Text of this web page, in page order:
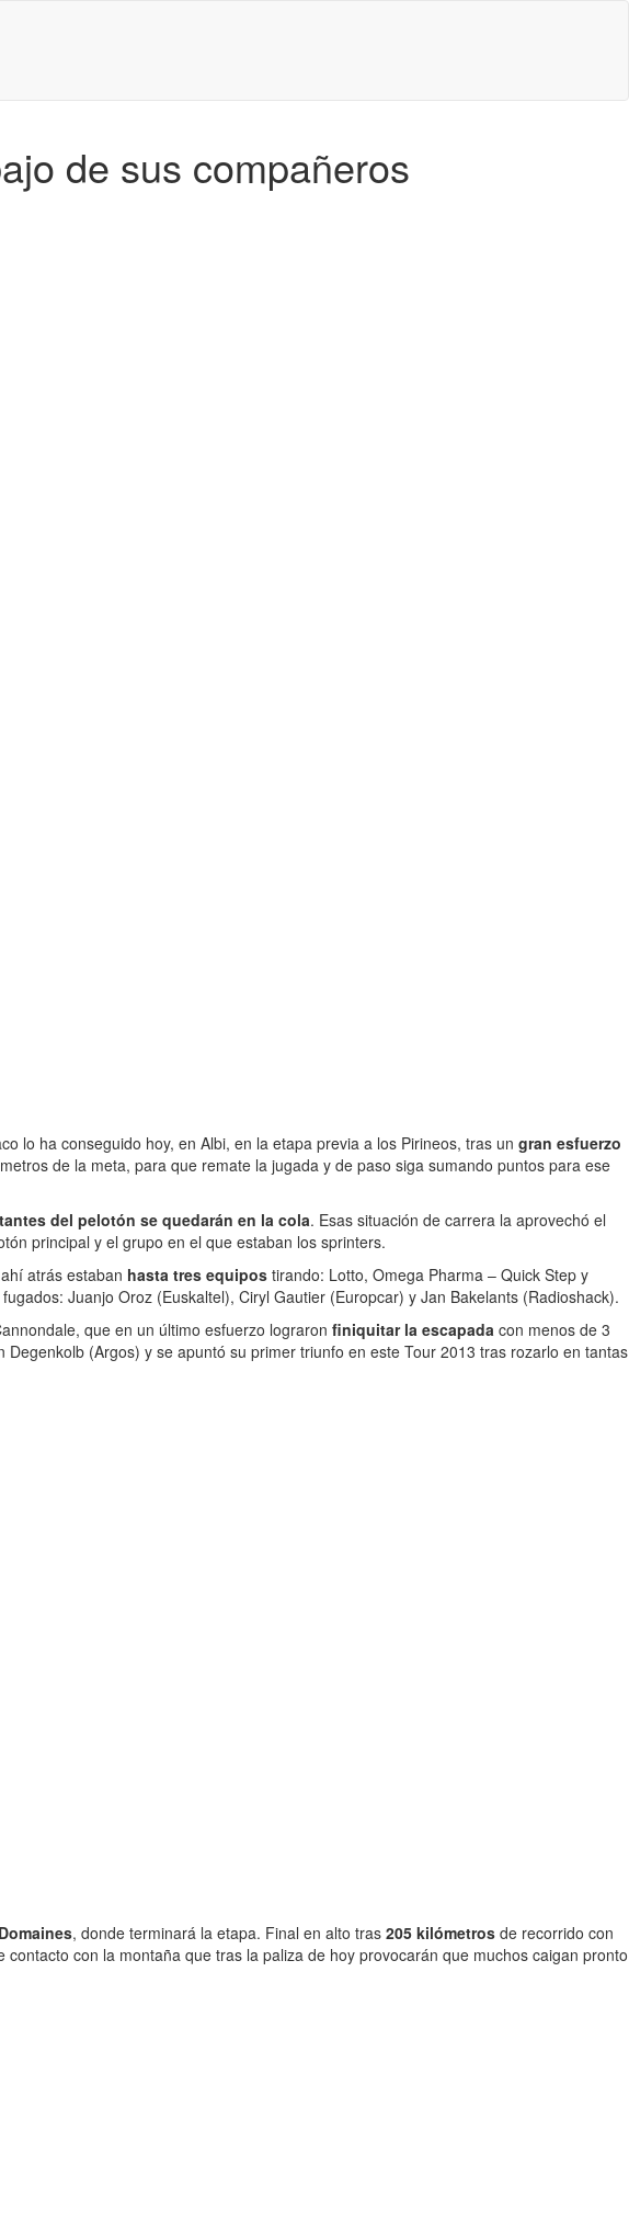
de sus compañeros
lo ha conseguido hoy, en Albi, en la etapa previa a los Pirineos, tras un gran esfuerzo
de la meta, para que remate la jugada y de paso siga sumando puntos para ese
del pelotón se quedarán en la cola. Esas situación de carrera la aprovechó el
principal y el grupo en el que estaban los sprinters.
atrás estaban hasta tres equipos tirando: Lotto, Omega Pharma – Quick Step y
Juanjo Oroz (Euskaltel), Ciryl Gautier (Europcar) y Jan Bakelants (Radioshack).
que en un último esfuerzo lograron finiquitar la escapada con menos de 3
Degenkolb (Argos) y se apuntó su primer triunfo en este Tour 2013 tras rozarlo en tantas
, donde terminará la etapa. Final en alto tras 205 kilómetros de recorrido con
con la montaña que tras la paliza de hoy provocarán que muchos caigan pronto